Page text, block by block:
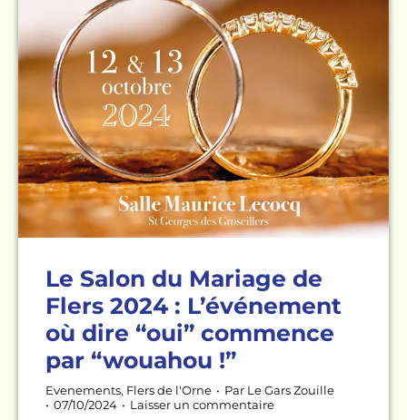
Le Salon du Mariage de
Flers 2024 : L’événement
où dire “oui” commence
par “wouahou !”
Evenements, Flers de l'Orne Par Le Gars Zouille
07/10/2024
Laisser un commentaire